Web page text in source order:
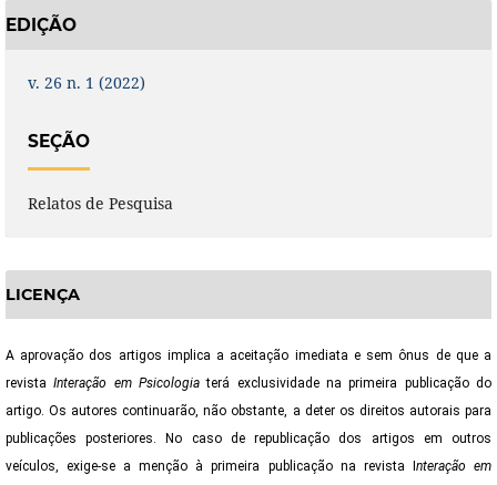
EDIÇÃO
v. 26 n. 1 (2022)
SEÇÃO
Relatos de Pesquisa
LICENÇA
A aprovação dos artigos implica a aceitação imediata e sem ônus de que a
revistaInteração em Psicologia terá exclusividade na primeira publicação do
artigo. Os autores continuarão, não obstante, a deter os direitos autorais para
publicações posteriores. No caso de republicação dos artigos em outros
veículos, exige-se a menção à primeira publicação na revista I nteração em